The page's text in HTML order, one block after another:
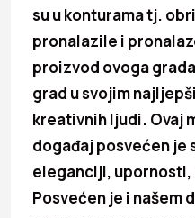
su u konturama tj.
pronalazile i
proizvod ovoga
grad u svojim
kreativnih ljudi. Ovaj
događaj posvećen je
eleganciji,
Posvećen je i našem